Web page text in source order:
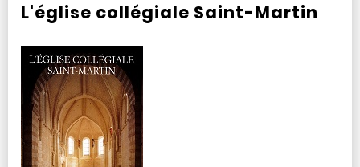
L'église collégiale Saint-Martin